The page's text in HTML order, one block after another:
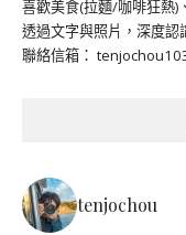
喜歡美食(拉麵/咖啡狂熱)
透過文字與照片，深度
聯絡信箱：
tenjochou